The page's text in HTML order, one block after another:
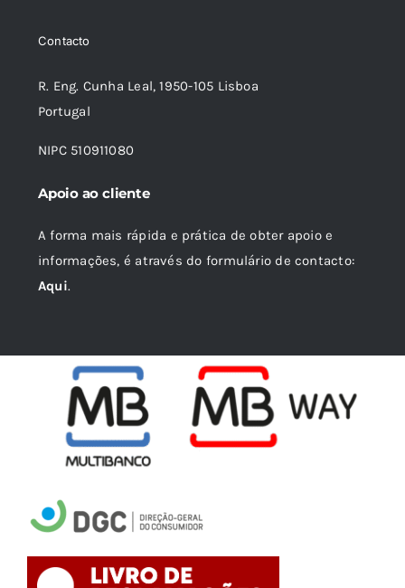
Contacto
R. Eng. Cunha Leal, 1950-105 Lisboa
Portugal
NIPC 510911080
Apoio ao cliente
A forma mais rápida e prática de obter apoio e
informações, é através do formulário de contacto:
Aqui.